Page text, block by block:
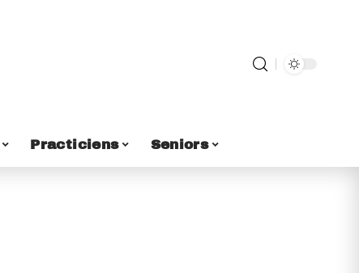
Practiciens Seniors